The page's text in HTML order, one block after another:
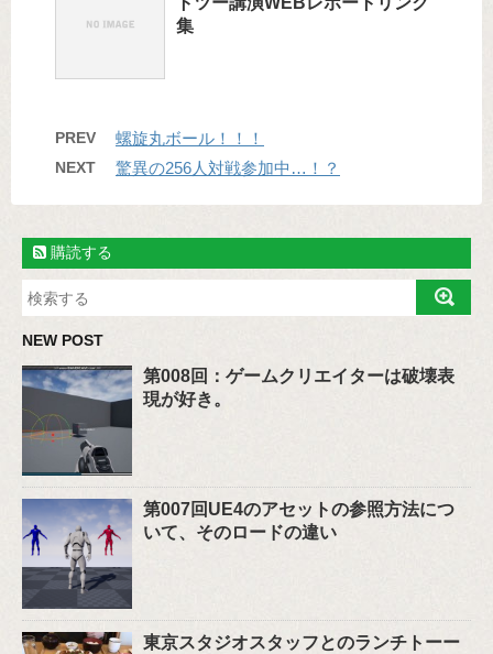
集
PREV 螺旋丸ボール！！！
NEXT 驚異の256人対戦参加中…！？
購読する
NEW POST
第008回：ゲームクリエイターは破壊表
現が好き。
第007回UE4のアセットの参照方法につ
いて、そのロードの違い
東京スタジオスタッフとのランチトーー